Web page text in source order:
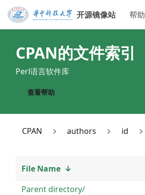
开源镜像站 帮助
CPAN的文件索引
Perl语言软件库
查看帮助
CPAN authors id
File Name ↓
Parent directory/